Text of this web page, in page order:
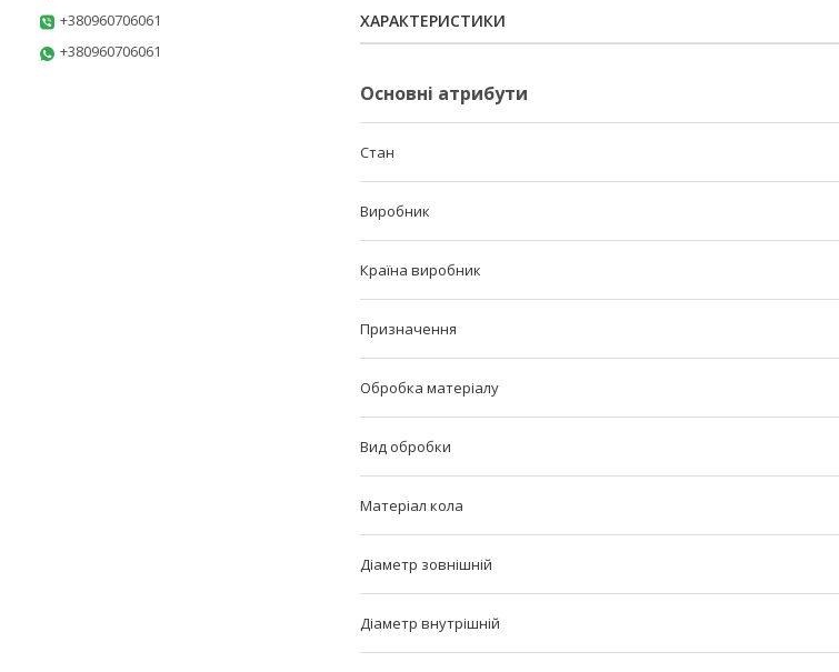
ХАРАКТЕРИСТИКИ
Основні атрибути
Стан
Виробник
Країна виробник
Призначення
Обробка матеріалу
Вид обробки
Матеріал кола
Діаметр зовнішній
Діаметр внутрішній
+380960706061
+380960706061